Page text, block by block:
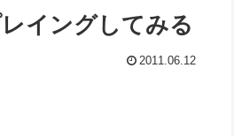
イングしてみる
2011.06.12